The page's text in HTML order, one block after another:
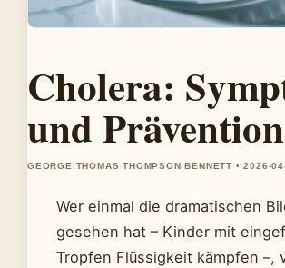
Cholera:
und Prävention
GEORGE THOMAS THOMPSON BENNETT • 2026-
Wer einmal die dramatischen
gesehen hat – Kinder mit
Tropfen Flüssigkeit kämpfen –,